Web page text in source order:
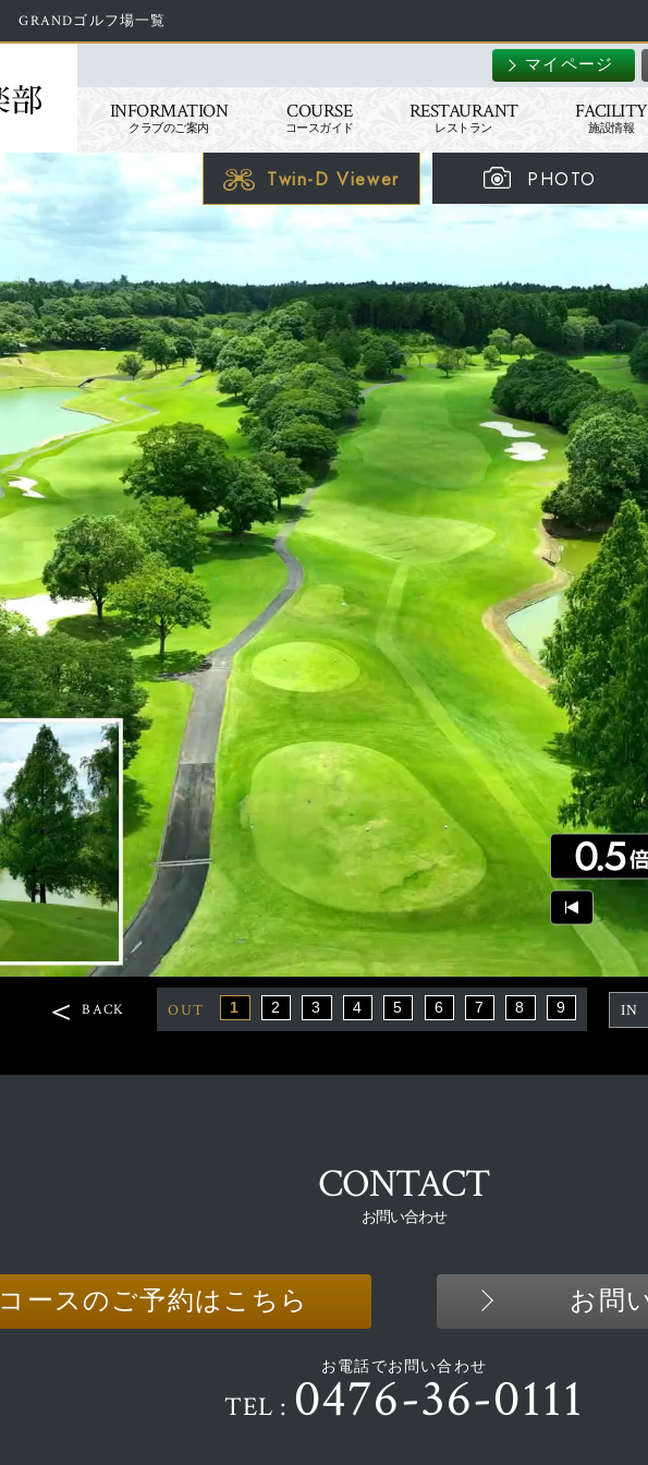
GRANDゴルフ場一覧
マイページ
INFORMATION
クラブのご案内
COURSE
コースガイド
RESTAURANT
レストラン
FACILITY
施設情報
Twin-D Viewer PHOTO
BACK OUT 1 2 3 4 5 6 7 8 9 IN
CONTACT
お問い合わせ
コースのご予約はこちら お問
お電話でお問い合わせ
TEL : 0476-36-0111